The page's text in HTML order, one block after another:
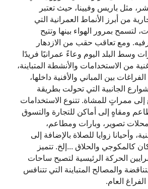
مثل باريس وفيينا، حيث تعتبر
من أبرز الأنماط العمرانية التي
لتسمح بمرور الهواء بينها وتتيح
ومع تعاقب حقب من الازدهار
وسط البلد اليوم وعاءً عمرانيًا فريدًا
من الاستخدامات والأنشطة المتباينة،
بين المباني والأفنية داخلها،
الجانبية التي تحولت بطريقة
إلى ممراتٍ للمشاة. تتنوع الاستخدامات
ومقاهٍ إلى أماكن للتجارة والتسوق
تصوير، وبارات ومطاعم،
زوايا للصلاة بالإضافة إلى
كالمكوجي والحلاق ...إلخ. تتميز
الحركة الرئيسية لتصبح ساحات
والمصالح المتباينة التي تتنافس
العام.